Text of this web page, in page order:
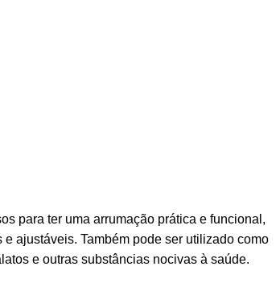
para ter uma arrumação prática e funcional,
ajustáveis. Também pode ser utilizado como
e outras substâncias nocivas à saúde.